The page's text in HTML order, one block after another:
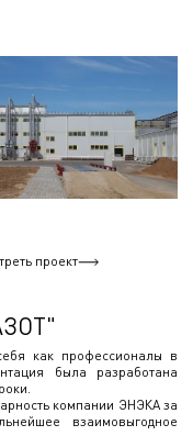
проект
как профессионалы в
была разработана
компании ЭНЭКА за
взаимовыгодное